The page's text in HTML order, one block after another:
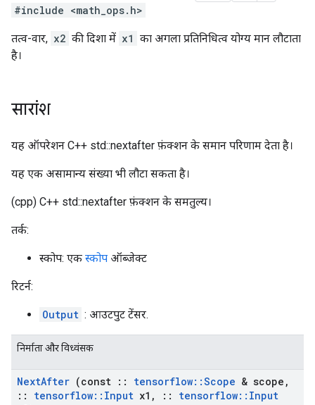
#include <math_ops.h>
तत्व-वार, x2 की दिशा में x1 का अगला प्रतिनिधित्व योग्य मान लौटाता
है।
सारांश
यह ऑपरेशन C++ std::nextafter फ़ंक्शन के समान परिणाम देता है।
यह एक असामान्य संख्या भी लौटा सकता है।
(cpp) C++ std::nextafter फ़ंक्शन के समतुल्य।
तर्क:
स्कोप: एक स्कोप ऑब्जेक्ट
रिटर्न:
Output : आउटपुट टेंसर.
निर्माता और विध्वंसक
NextAfter (const :: tensorflow::Scope & scope ,
::
tensorflow:: Input x1 , :: tensorflow:: Input